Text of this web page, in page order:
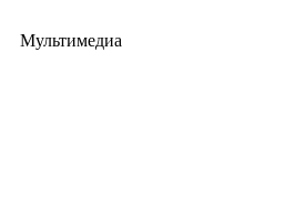
Мультимедиа